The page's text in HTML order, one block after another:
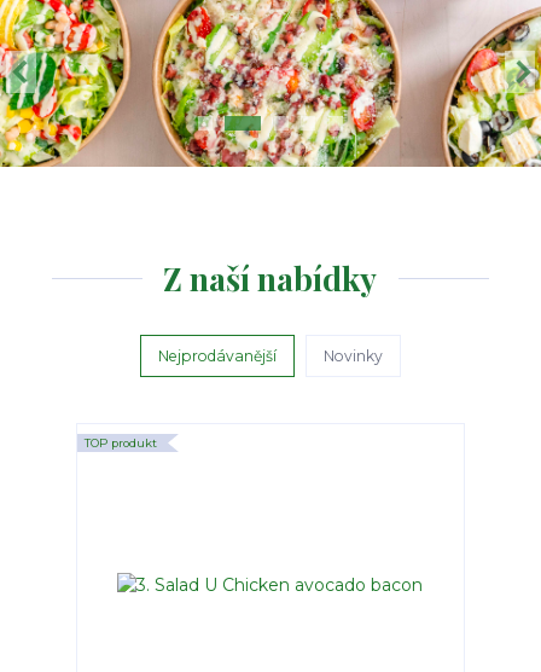
Z naší nabídky
Nejprodávanější Novinky
TOP produkt